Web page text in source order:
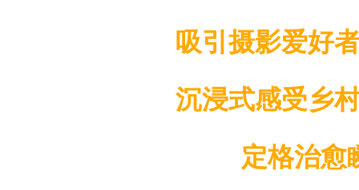
吸引摄影爱好
沉浸式感受乡
定格治愈